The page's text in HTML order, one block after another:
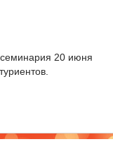
20 июня